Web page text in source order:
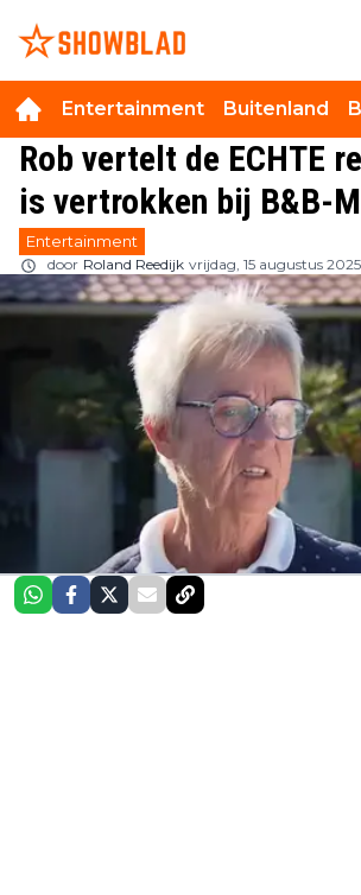
Entertainment Buitenland
Rob vertelt de ECHTE
is vertrokken bij B&B-
Entertainment
door Roland Reedijk vrijdag, 15 augustus